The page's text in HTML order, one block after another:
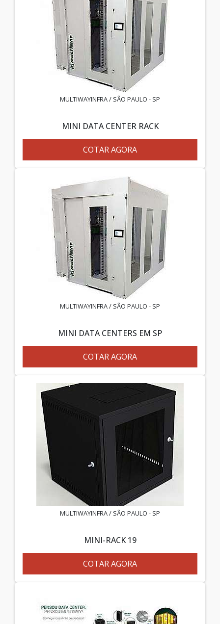
MULTIWAYINFRA / SÃO PAULO - SP
MINI DATA CENTER RACK
COTAR AGORA
MULTIWAYINFRA / SÃO PAULO - SP
MINI DATA CENTERS EM SP
COTAR AGORA
MULTIWAYINFRA / SÃO PAULO - SP
MINI-RACK 19
COTAR AGORA